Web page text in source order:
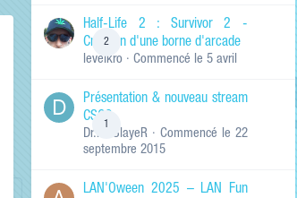
RECHERCHER LES
Titres et corps
Titres des
uniquement
2
Half-Life 2 : Survivor 2 -
Création d'une borne d'arcade
levelkro · Commencé le 5 avril
1
Présentation & nouveau stream
CSGO
Dr.KinSlayeR · Commencé le 22
septembre 2015
LAN'Oween 2025 – LAN Fun